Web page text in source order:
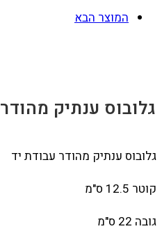
המוצר הבא
גלובוס ענתיק מהודר
גלובוס ענתיק מהודר עבודת יד
קוטר 12.5 ס"מ
גובה 22 ס"מ